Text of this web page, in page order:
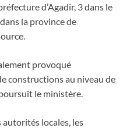
d’Agadir, 3 dans le
la province de
provoqué
constructions au niveau de
le ministère.
autorités locales, les